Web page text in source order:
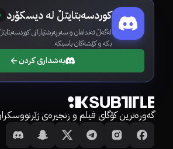
کوردسەبتایتڵ لە دیسکۆرد
لەگەڵ ئەندامان و سەرپەرشتیارانی
بکە و کێشەکان باسبکە.
بەشداری کردن
گەورەترین کۆگای فیلم و زنجیرەی